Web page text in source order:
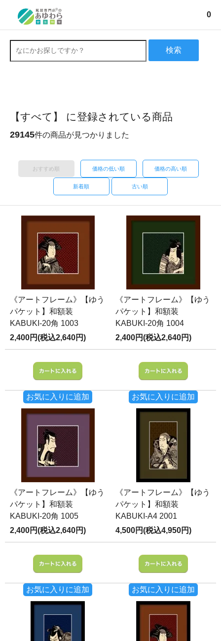
0
検索
【すべて】 に登録されている商品
29145件の商品が見つかりました
おすすめ順 価格の低い順 価格の高い順
新着順 古い順
《アートフレーム》【ゆう
パケット】和額装
KABUKI-20角 1003
2,400円(税込2,640円)
お気に入りに追加
《アートフレーム》【ゆう
パケット】和額装
KABUKI-20角 1004
2,400円(税込2,640円)
お気に入りに追加
《アートフレーム》【ゆう
パケット】和額装
KABUKI-20角 1005
2,400円(税込2,640円)
お気に入りに追加
《アートフレーム》【ゆう
パケット】和額装
KABUKI-A4 2001
4,500円(税込4,950円)
お気に入りに追加